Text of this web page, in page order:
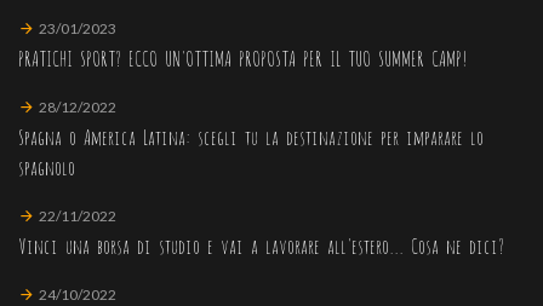
23/01/2023
PRATICHI SPORT? ECCO UN'OTTIMA PROPOSTA PER IL TUO SUMMER CAMP!
28/12/2022
Spagna o America Latina: scegli tu la destinazione per imparare lo
spagnolo
22/11/2022
Vinci una borsa di studio e vai a lavorare all'estero... Cosa ne dici?
24/10/2022